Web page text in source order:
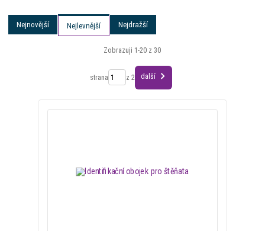
Nejnovější Nejlevnější Nejdražší
Zobrazuji 1-20 z 30
strana z 2 další